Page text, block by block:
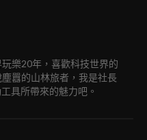
樂20年，喜歡科技世界的
囂的山林旅者，我是社長
具所帶來的魅力吧。